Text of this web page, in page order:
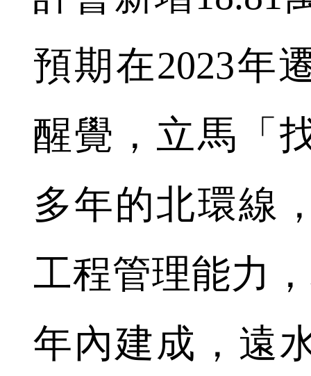
預期在2023年
醒覺，立馬「
多年的北環線
工程管理能力
年內建成，遠